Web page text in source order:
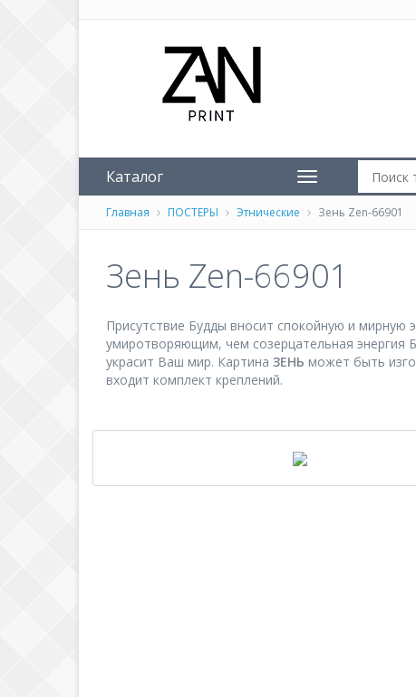
Каталог
Главная ПОСТЕРЫ Этнические Зень Zen-66901
Зень Zen-66901
Присутствие Будды вносит спокойную и
умиротворяющим, чем созерцательная энергия
украсит Ваш мир. Картина ЗЕНЬ может быть
входит комплект креплений.